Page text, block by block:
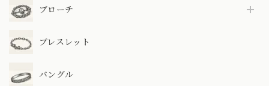
ブローチ
ブレスレット
バングル